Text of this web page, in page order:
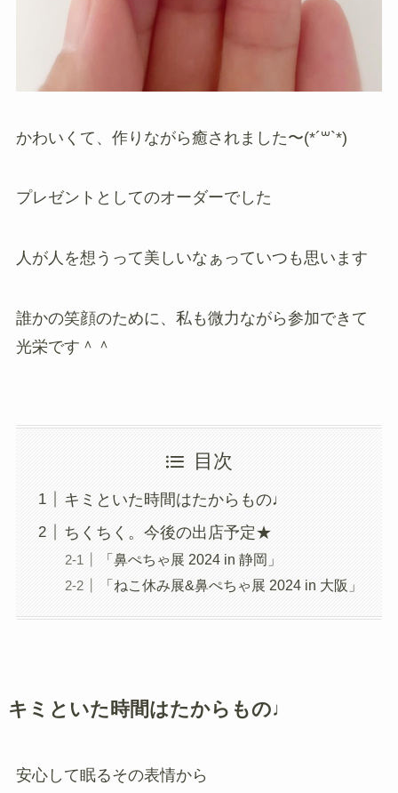
かわいくて、作りながら癒されました〜(*´꒳`*)
プレゼントとしてのオーダーでした
人が人を想うって美しいなぁっていつも思います
誰かの笑顔のために、私も微力ながら参加できて
光栄です＾＾
目次
キミといた時間はたからもの♩
ちくちく。今後の出店予定★
「鼻ぺちゃ展 2024 in 静岡」
「ねこ休み展&鼻ぺちゃ展 2024 in 大阪」
キミといた時間はたからもの♩
安心して眠るその表情から